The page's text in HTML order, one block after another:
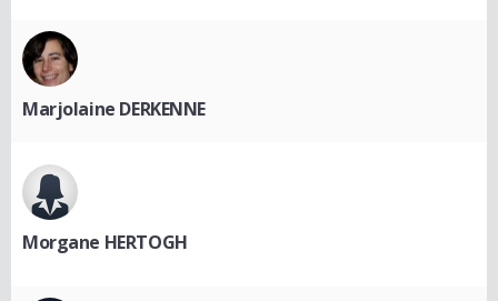
Marjolaine DERKENNE
Morgane HERTOGH